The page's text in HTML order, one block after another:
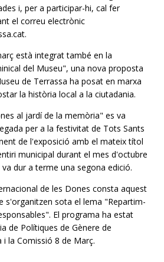
i, per a participar-hi, cal fer
el correu electrònic
.
està integrat també en la
del Museu", una nova proposta
de Terrassa ha posat en marxa
la història local a la ciutadania.
al jardí de la memòria" es va
per a la festivitat de Tots Sants
de l'exposició amb el mateix títol
municipal durant el mes d'octubre
dur a terme una segona edició.
de les Dones consta aquest
s'organitzen sota el lema "Repartim-
El programa ha estat
de Polítiques de Gènere de
la Comissió 8 de Març.